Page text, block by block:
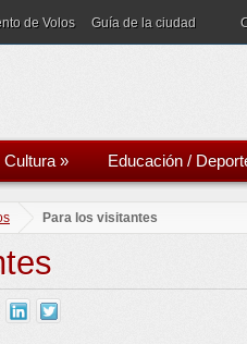
de Volos Guía de la ciudad
Cultura» Educación /
Para los visitantes